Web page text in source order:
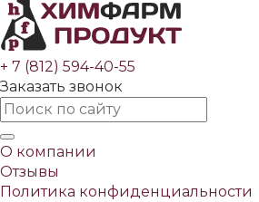
+ 7 (812) 594-40-55
Заказать звонок
О компании
Отзывы
Политика конфиденциальности